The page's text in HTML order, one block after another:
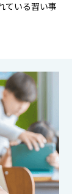
ている習い事